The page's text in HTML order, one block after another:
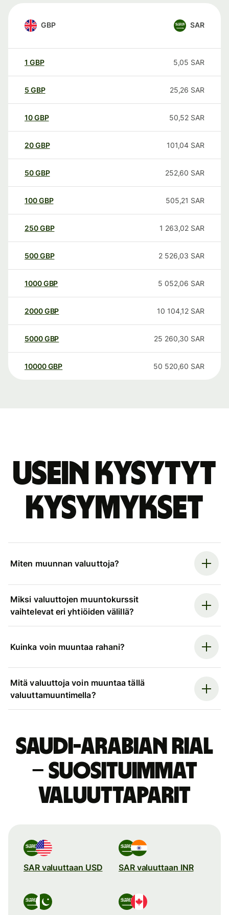
GBP SAR
1 GBP 5,05 SAR
5 GBP 25,26 SAR
10GBP 50,52 SAR
20GBP 101,04 SAR
50GBP 252,60 SAR
100GBP 505,21 SAR
250GBP 1 263,02 SAR
500GBP 2 526,03 SAR
1000GBP 5 052,06 SAR
2000GBP 10 104,12 SAR
5000GBP 25 260,30 SAR
10000 GBP 50 520,60 SAR
Usein kysytyt
kysymykset
Miten muunnan valuuttoja?
Miksi valuuttojen muuntokurssit
vaihtelevat eri yhtiöiden välillä?
Kuinka voin muuntaa rahani?
Mitä valuuttoja voin muuntaa tällä
valuuttamuuntimella?
Saudi-Arabian rial
– suosituimmat
valuuttaparit
SAR valuuttaan USD SAR valuuttaan INR